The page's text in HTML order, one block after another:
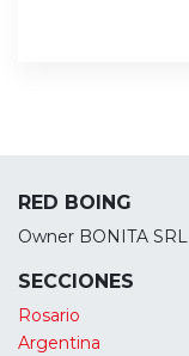
RED BOING
Owner BONITA SRL
SECCIONES
Rosario
Argentina